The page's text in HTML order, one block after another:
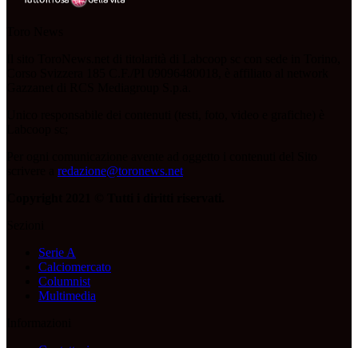
redazione@toronews.net
Serie A
Calciomercato
Columnist
Multimedia